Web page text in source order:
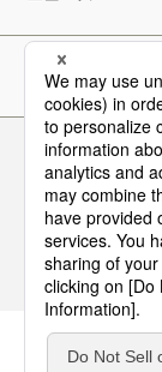
採用情報
お問い合わせ